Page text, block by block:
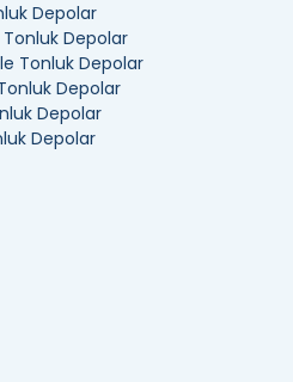
Depolar
Depolar
Tonluk Depolar
Depolar
Depolar
Depolar